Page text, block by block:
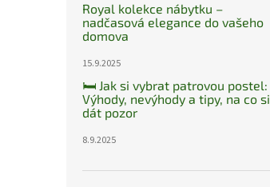
Royal kolekce nábytku –
nadčasová elegance do vašeho
domova
15.9.2025
🛏️ Jak si vybrat patrovou postel:
Výhody, nevýhody a tipy, na co si
dát pozor
8.9.2025